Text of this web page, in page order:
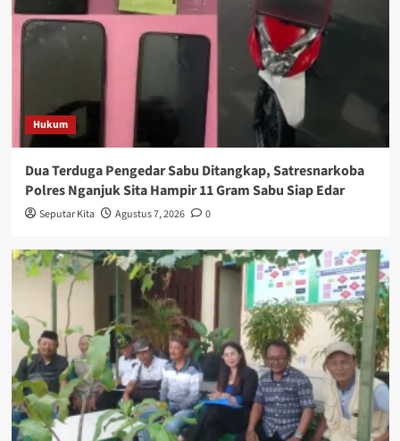
Hukum
Dua Terduga Pengedar Sabu Ditangkap, Satresnarkoba
Polres Nganjuk Sita Hampir 11 Gram Sabu Siap Edar
Seputar Kita Agustus 7, 2026 0